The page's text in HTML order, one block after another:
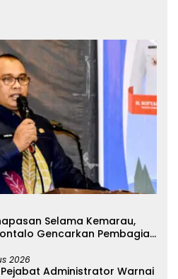
Selama Kemarau,
Gencarkan Pembagian
2026
Pejabat Administrator Warnai